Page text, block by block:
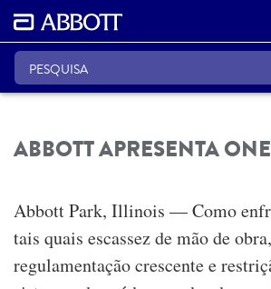
ABBOTT APRESENTA
Abbott Park, Illinois — Como
tais quais escassez de mão de obra,
regulamentação crescente e